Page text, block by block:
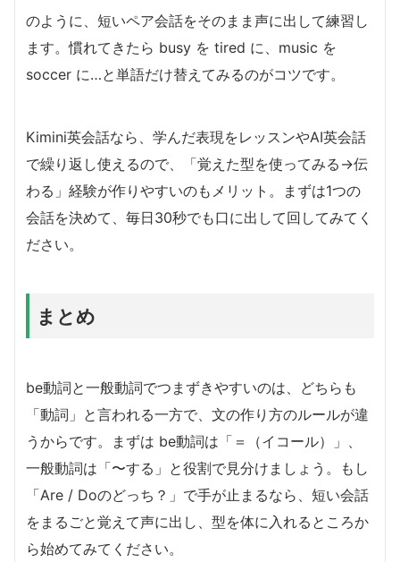
のように、短いペア会話をそのまま声に出して練習し
ます。慣れてきたら busy を tired に、music を
soccer に…と単語だけ替えてみるのがコツです。
Kimini英会話なら、学んだ表現をレッスンやAI英会話
で繰り返し使えるので、「覚えた型を使ってみる→伝
わる」経験が作りやすいのもメリット。まずは1つの
会話を決めて、毎日30秒でも口に出して回してみてく
ださい。
まとめ
be動詞と一般動詞でつまずきやすいのは、どちらも
「動詞」と言われる一方で、文の作り方のルールが違
うからです。まずは be動詞は「＝（イコール）」、
一般動詞は「〜する」と役割で見分けましょう。もし
「Are / Doのどっち？」で手が止まるなら、短い会話
をまるごと覚えて声に出し、型を体に入れるところか
ら始めてみてください。